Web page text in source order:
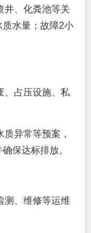
井、化粪池等关
水量；故障2小
、占压设施、私
异常等预案，
保达标排放。
测、维修等运维